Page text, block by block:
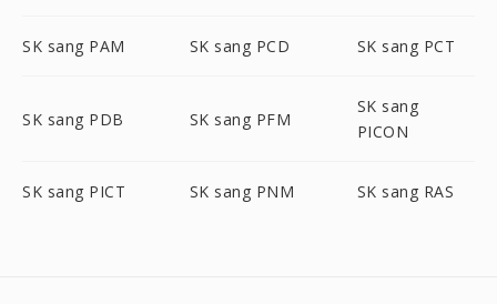
SK sang PAM SK sang PCD SK sang PCT
SK sang PDB SK sang PFM
SK sang
PICON
SK sang PICT SK sang PNM SK sang RAS